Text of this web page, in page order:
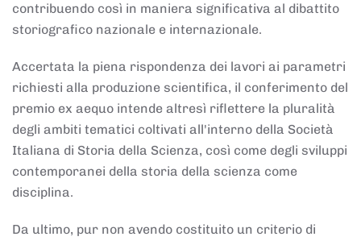
contribuendo così in maniera significativa al dibattito
storiografico nazionale e internazionale.
Accertata la piena rispondenza dei lavori ai parametri
richiesti alla produzione scientifica, il conferimento del
premio ex aequo intende altresì riflettere la pluralità
degli ambiti tematici coltivati all'interno della Società
Italiana di Storia della Scienza, così come degli sviluppi
contemporanei della storia della scienza come
disciplina.
Da ultimo, pur non avendo costituito un criterio di